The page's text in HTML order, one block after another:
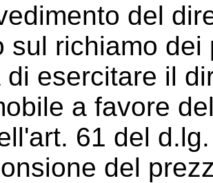
del
sul richiamo
di esercitare il
a favore
61 del
del